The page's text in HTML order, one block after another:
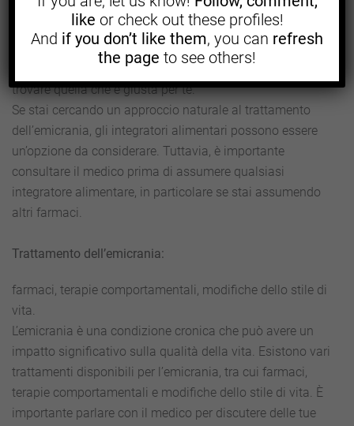
Il trattamento migliore per l’emicrania è quello che
funziona meglio per te. È importante parlare con il tuo
medico per discutere delle tue opzioni di trattamento e
trovare quella che è giusta per te.
Se stai cercando un approccio naturale al trattamento
dell’emicrania, gli integratori alimentari possono essere
un’opzione da considerare. Tuttavia, è importante
consultare il medico prima di assumere qualsiasi
integratore alimentare, in particolare se stai assumendo
altri farmaci.
Trattamento dell’emicrania:
farmaci, terapie comportamentali, modifiche dello stile di
vita.
L’emicrania è una condizione cronica che può avere un
impatto significativo sulla qualità della vita. Esistono vari
trattamenti disponibili per l’emicrania, tra cui farmaci,
terapie comportamentali e modifiche dello stile di vita. È
importante parlare con il medico per discutere delle tue
like or check out these profiles!
And if you don’t like them, you can refresh
the page to see others!